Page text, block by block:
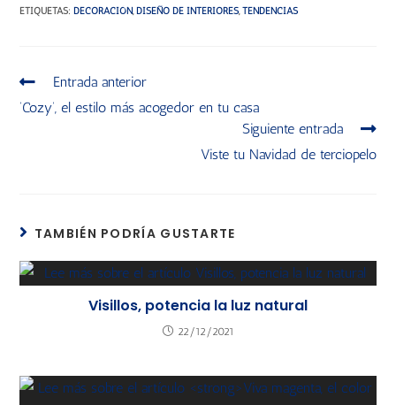
ETIQUETAS:DECORACIÓN, DISEÑO DE INTERIORES, TENDENCIAS
Entrada anterior
‘Cozy’, el estilo más acogedor en tu casa
Siguiente entrada
Viste tu Navidad de terciopelo
TAMBIÉN PODRÍA GUSTARTE
Visillos, potencia la luz natural
22/12/2021